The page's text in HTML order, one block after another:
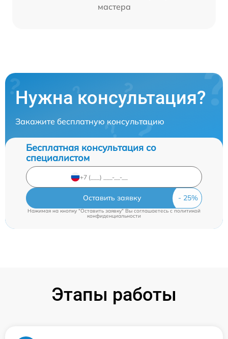
мастера
Нужна консультация?
Закажите бесплатную консультацию
Бесплатная консультация со
специалистом
Оставить заявку
Нажимая на кнопку "Оставить заявку" Вы соглашаетесь cполитикой
конфиденциальности
Этапы работы